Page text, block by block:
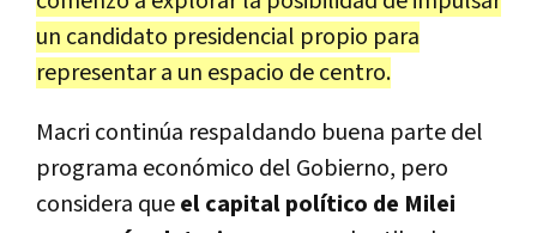
un candidato presidencial propio para
representar a un espacio de centro.
Macri continúa respaldando buena parte del
programa económico del Gobierno, pero
considera queel capital político de Milei